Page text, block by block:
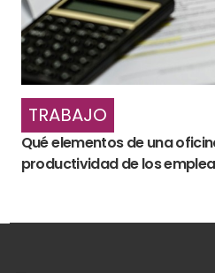
TRABAJO
Qué elementos de una
productividad de los